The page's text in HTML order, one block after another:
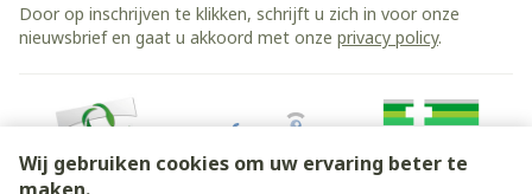
Wij gebruiken cookies om uw ervaring beter te
Door op inschrijven te klikken, schrijft u zich in voor onze
nieuwsbrief en gaat u akkoord met onze privacy policy.